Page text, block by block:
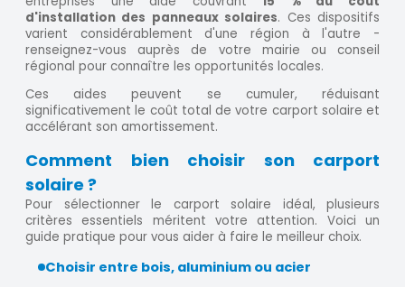
d'installation des panneaux solaires. Ces dispositifs
varient considérablement d'une région à l'autre -
renseignez-vous auprès de votre mairie ou conseil
régional pour connaître les opportunités locales.
Ces aides peuvent se cumuler, réduisant
significativement le coût total de votre carport solaire et
accélérant son amortissement.
Comment bien choisir son carport
solaire ?
Pour sélectionner le carport solaire idéal, plusieurs
critères essentiels méritent votre attention. Voici un
guide pratique pour vous aider à faire le meilleur choix.
Choisir entre bois, aluminium ou acier